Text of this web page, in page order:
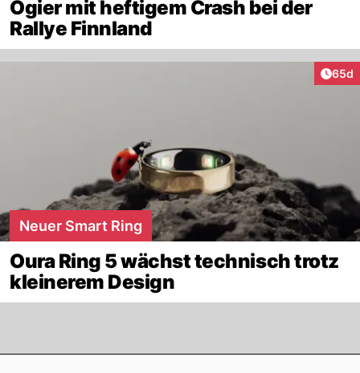
Ogier mit heftigem Crash bei der
Rallye Finnland
65d
Neuer Smart Ring
Oura Ring 5 wächst technisch trotz
kleinerem Design